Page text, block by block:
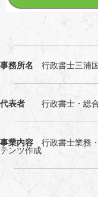
事務所名 行政書士三浦
代表者 行政書士・総
事業内容 行政書士業務
テンツ作成